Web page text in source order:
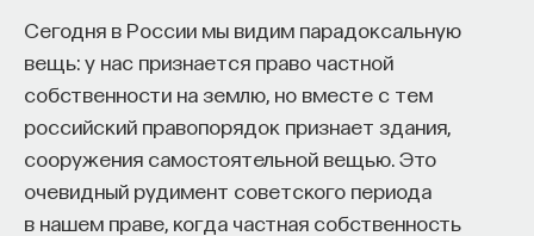
Сегодня в России мы видим парадоксальную
вещь: у нас признается право частной
собственности на землю, но вместе с тем
российский правопорядок признает здания,
сооружения самостоятельной вещью. Это
очевидный рудимент советского периода
в нашем праве, когда частная собственность
не объем общения и не тип задания, а характер
«Мыслить как учёный» — подкаст основателя
ПостНауки Ивара Максутова о людях, которые
меняют мир. В каждом выпуске — разговоры
с исследователями, предпринимателями,